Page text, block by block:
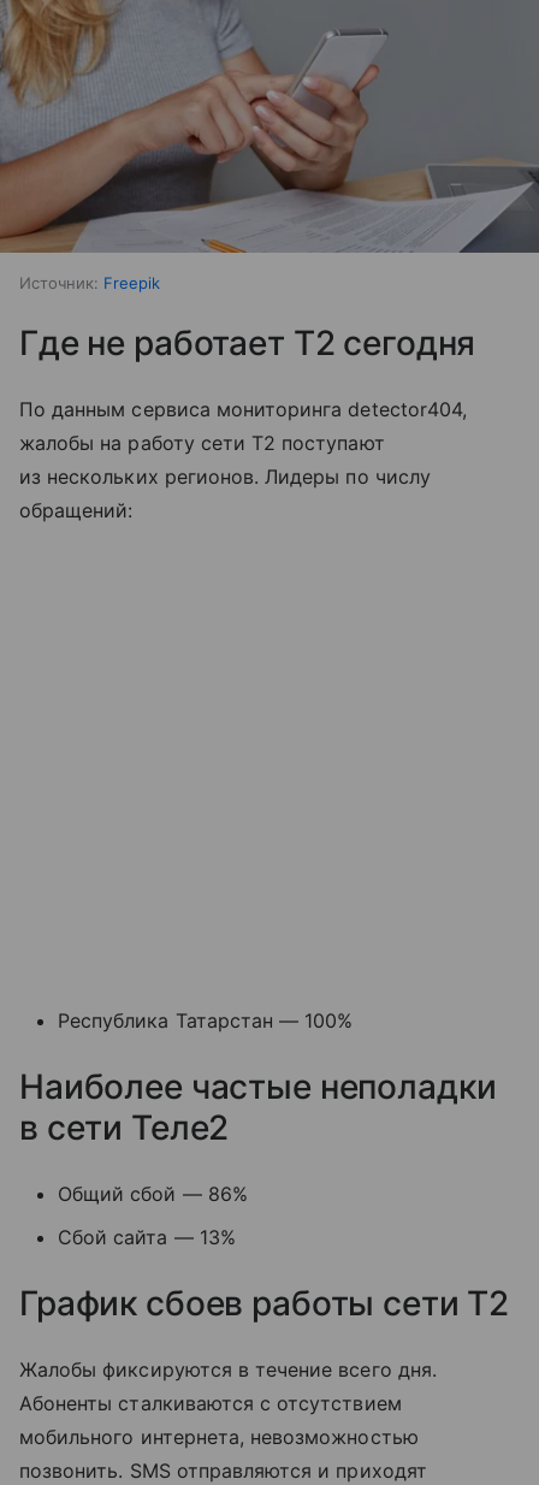
Источник: Freepik
Где не работает T2 сегодня
По данным сервиса мониторинга detector404,
жалобы на работу сети T2 поступают
из нескольких регионов. Лидеры по числу
обращений:
Республика Татарстан — 100%
Наиболее частые неполадки
в сети Теле2
Общий сбой — 86%
Сбой сайта — 13%
График сбоев работы сети T2
Жалобы фиксируются в течение всего дня.
Абоненты сталкиваются с отсутствием
мобильного интернета, невозможностью
позвонить. SMS отправляются и приходят